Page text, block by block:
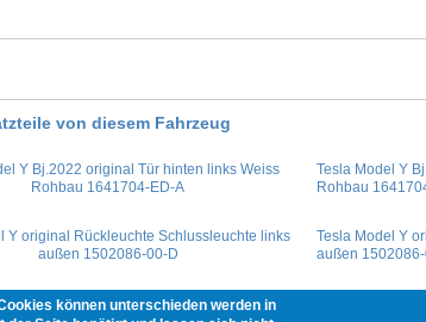
von diesem Fahrzeug
Tesla Model Y
Rohbau
Tesla Model Y
außen
können unterschieden werden in